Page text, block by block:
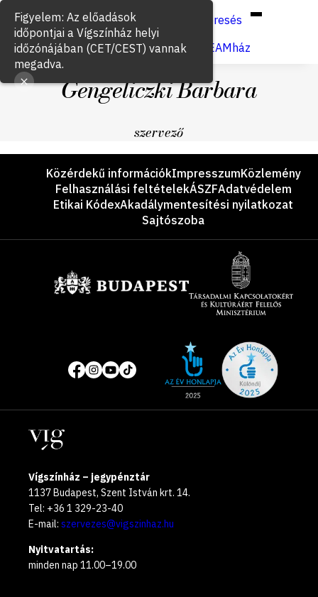
Keresés
Jegyvásárlás
VígSTREAMház
Gengeliczki Barbara
szervező
LáblécKözérdekű információkImpresszumKözlemény
Felhasználási feltételekÁSZFAdatvédelem
Etikai KódexAkadálymentesítési nyilatkozat
Sajtószoba
Közösségi
média
oldalak
of
year
Helyszínek
Vígszínház – jegypénztár
1137 Budapest, Szent István krt. 14.
Tel: +36 1 329-23-40
E-mail: szervezes@vigszinhaz.hu
Nyitvatartás:
minden nap 11.00–19.00
Figyelem: Az előadások
időpontjai a Vígszínház helyi
időzónájában (CET/CEST) vannak
megadva.